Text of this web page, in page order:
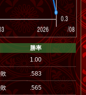
勝率
1.00
.583
.565